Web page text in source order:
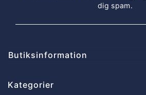
dig spam.
Butiksinformation
Kategorier